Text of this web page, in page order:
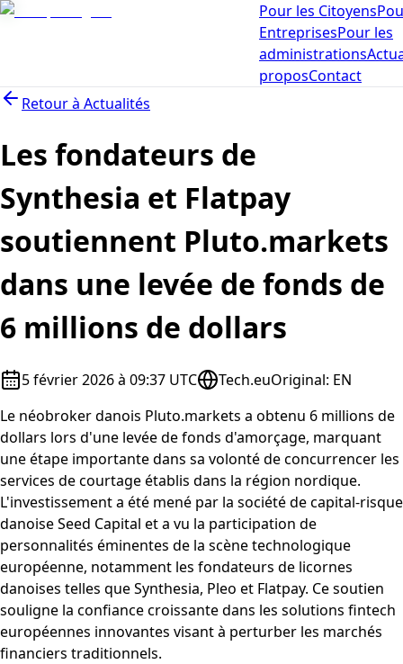
Pour les Citoyens
EntreprisesPour les
administrations
proposContact
Retour à Actualités
Les fondateurs de
Synthesia et Flatpay
soutiennent Pluto.markets
dans une levée de fonds de
6 millions de dollars
5 février 2026 à 09:37 UTC Tech.euOriginal: EN
Le néobroker danois Pluto.markets a obtenu 6 millions de
dollars lors d'une levée de fonds d'amorçage, marquant
une étape importante dans sa volonté de concurrencer les
services de courtage établis dans la région nordique.
L'investissement a été mené par la société de capital-risque
danoise Seed Capital et a vu la participation de
personnalités éminentes de la scène technologique
européenne, notamment les fondateurs de licornes
danoises telles que Synthesia, Pleo et Flatpay. Ce soutien
souligne la confiance croissante dans les solutions fintech
européennes innovantes visant à perturber les marchés
financiers traditionnels.